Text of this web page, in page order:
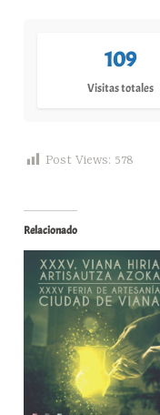
109
Visitas totales
Post Views: 578
Relacionado